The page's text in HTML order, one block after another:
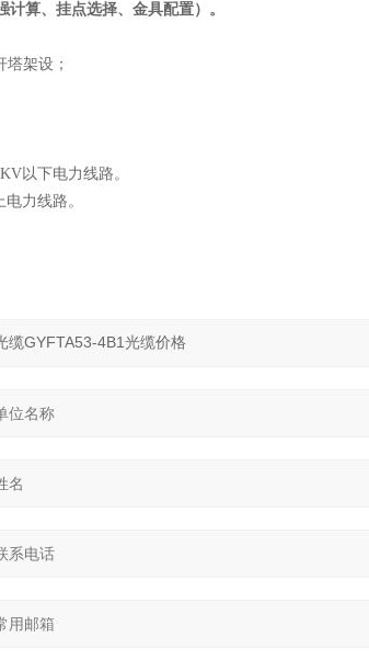
算、挂点选择、金具配置）。
架设；
以下电力线路。
力线路。